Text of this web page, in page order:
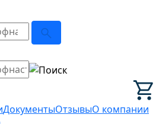
ДокументыОтзывыО компании